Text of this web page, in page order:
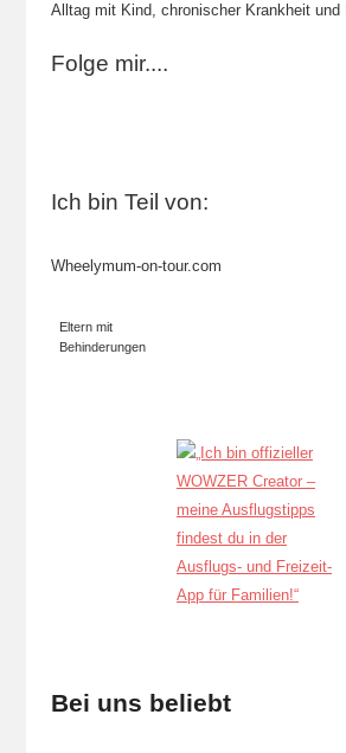
Alltag mit Kind, chronischer Krankheit und
Folge mir....
Ich bin Teil von:
Wheelymum-on-tour.com
Eltern mit
Behinderungen
Bei uns beliebt